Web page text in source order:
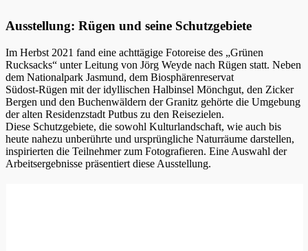
Ausstellung: Rügen und seine Schutzgebiete
Im Herbst 2021 fand eine achttägige Fotoreise des „Grünen
Rucksacks“ unter Leitung von Jörg Weyde nach Rügen statt. Neben
dem Nationalpark Jasmund, dem Biosphärenreservat
Südost-Rügen mit der idyllischen Halbinsel Mönchgut, den Zicker
Bergen und den Buchenwäldern der Granitz gehörte die Umgebung
der alten Residenzstadt Putbus zu den Reisezielen.
Diese Schutzgebiete, die sowohl Kulturlandschaft, wie auch bis
heute nahezu unberührte und ursprüngliche Naturräume darstellen,
inspirierten die Teilnehmer zum Fotografieren. Eine Auswahl der
Arbeitsergebnisse präsentiert diese Ausstellung.